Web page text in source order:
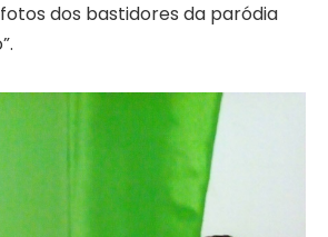
dos bastidores da paródia